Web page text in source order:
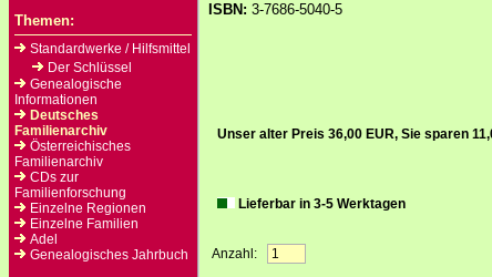
Themen:
Standardwerke / Hilfsmittel
Der Schlüssel
Genealogische
Informationen
Deutsches
Familienarchiv
Österreichisches
Familienarchiv
CDs zur
Familienforschung
Einzelne Regionen
Einzelne Familien
Adel
Genealogisches Jahrbuch
ISBN: 3-7686-5040-5
Unser alter Preis 36,00 EUR, Sie sparen
Lieferbar in 3-5 Werktagen
Anzahl: